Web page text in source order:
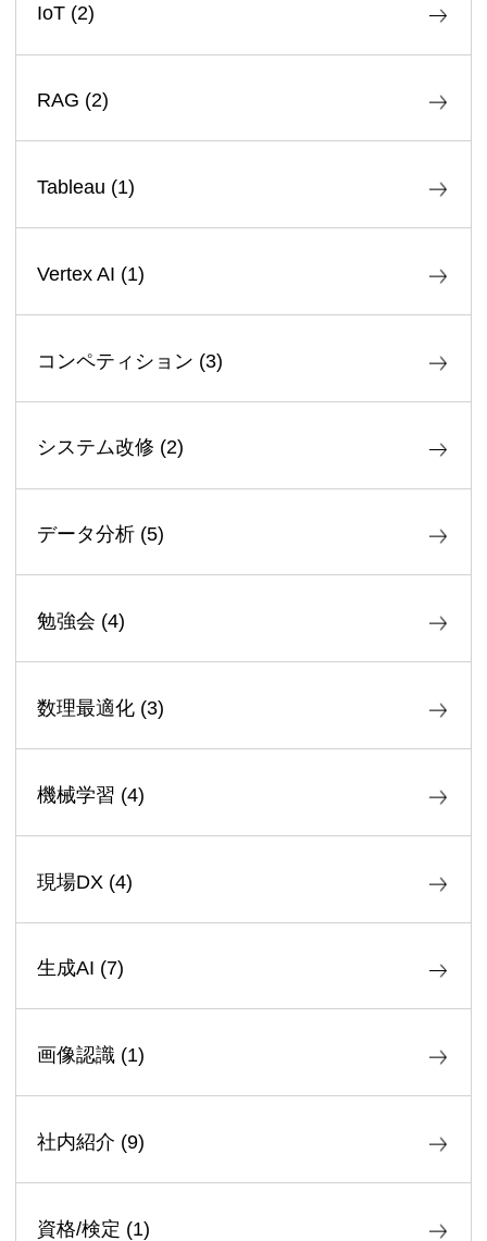
IoT(2)
RAG (2)
Tableau (1)
Vertex AI (1)
コンペティション (3)
システム改修 (2)
データ分析(5)
勉強会 (4)
数理最適化(3)
機械学習 (4)
現場DX (4)
生成AI (7)
画像認識(1)
社内紹介 (9)
資格/検定 (1)